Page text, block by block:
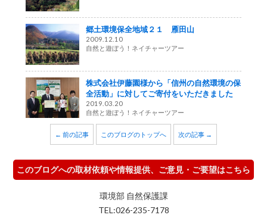
郷土環境保全地域２１ 雁田山
2009.12.10
自然と遊ぼう！ネイチャーツアー
株式会社伊藤園様から「信州の自然環境の保
全活動」に対してご寄付をいただきました
2019.03.20
自然と遊ぼう！ネイチャーツアー
← 前の記事 このブログのトップへ 次の記事 →
このブログへの取材依頼や情報提供、ご意見・ご要望はこちら
環境部 自然保護課
TEL:026-235-7178